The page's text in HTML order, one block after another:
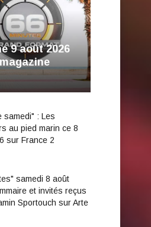
9 août 2026
samedi" : Les
au pied marin ce 8
sur France 2
samedi 8 août
et invités reçus
Sportouch sur Arte